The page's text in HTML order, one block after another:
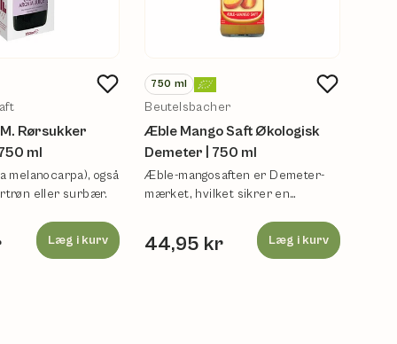
Rørsukker
ml
melanocarpa), også
eller surbær.
Læg i kurv
750 ml
Beutelsbacher
Æble Mango Saft Økologisk
Demeter | 750 ml
Æble-mangosaften er Demeter-
mærket, hvilket sikrer en
44,95 kr Læg i kurv